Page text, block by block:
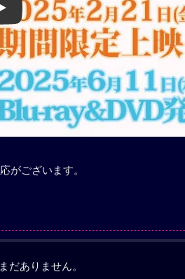
がございます。
だありません。